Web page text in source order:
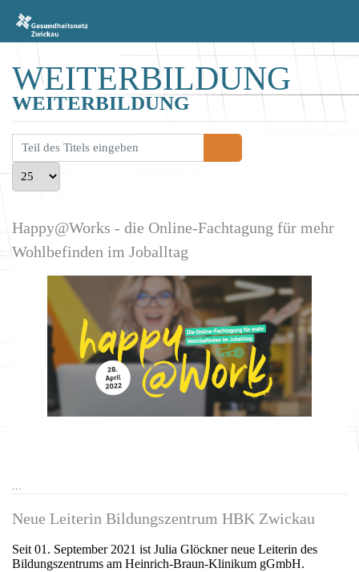
WEITERBILDUNG
WEITERBILDUNG
Teil des Titels eingeben
Anzeige #
Happy@Works - die Online-Fachtagung für mehr
Wohlbefinden im Joballtag
...
Neue Leiterin Bildungszentrum HBK Zwickau
Seit 01. September 2021 ist Julia Glöckner neue Leiterin des
Bildungszentrums am Heinrich-Braun-Klinikum gGmbH.